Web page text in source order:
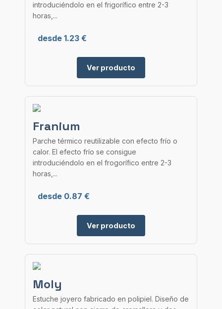
introduciéndolo en el frigorífico entre 2-3
horas,...
desde 1.23 €
Ver producto
Franium
Parche térmico reutilizable con efecto frío o
calor. El efecto frío se consigue
introduciéndolo en el frogorífico entre 2-3
horas,...
desde 0.87 €
Ver producto
Moly
Estuche joyero fabricado en polipiel. Diseño de